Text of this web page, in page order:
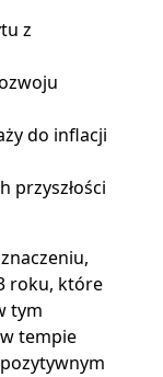
z
do inflacji
przyszłości
roku, które
tym
tempie